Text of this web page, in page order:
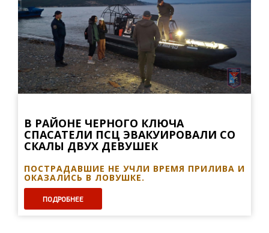
В РАЙОНЕ ЧЕРНОГО КЛЮЧА
СПАСАТЕЛИ ПСЦ ЭВАКУИРОВАЛИ СО
СКАЛЫ ДВУХ ДЕВУШЕК
ПОСТРАДАВШИЕ НЕ УЧЛИ ВРЕМЯ ПРИЛИВА И
ОКАЗАЛИСЬ В ЛОВУШКЕ.
ПОДРОБНЕЕ